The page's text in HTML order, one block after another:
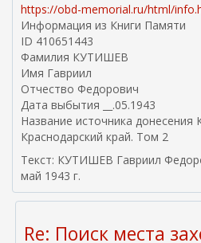
https://obd-memorial.ru/html/
Информация из Книги Памяти
ID 410651443
Фамилия КУТИШЕВ
Имя Гавриил
Отчество Федорович
Дата выбытия __.05.1943
Название источника донесения
Краснодарский край. Том 2
Текст: КУТИШЕВ Гавриил
май 1943 г.
Re: Поиск места